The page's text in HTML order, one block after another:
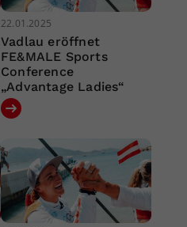
22.01.2025
Vadlau eröffnet
FE&MALE Sports
Conference
„Advantage Ladies“